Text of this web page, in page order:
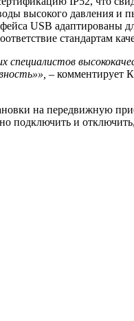
высокого давления и
USB адаптированы
стандартам
– комментирует
на передвижную
подключить и